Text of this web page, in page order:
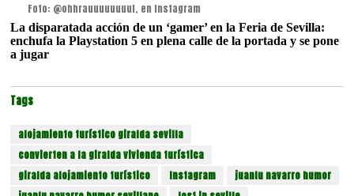
Foto: @ohhrauuuuuuuul, en Instagram
La disparatada acción de un ‘gamer’ en la Feria de Sevilla:
enchufa la Playstation 5 en plena calle de la portada y se pone
a jugar
Tags
alojamiento turístico giralda sevilla
convierten a la giralda vivienda turística
giralda alojamiento turístico
Instagram
juanlu navarro humor